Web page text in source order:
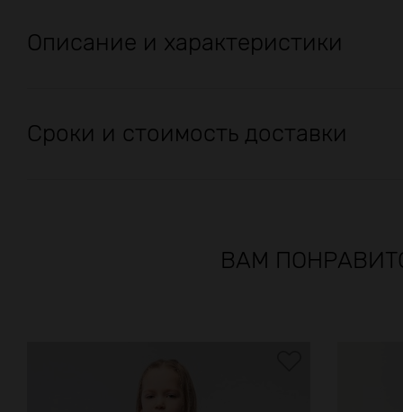
Описание и характеристики
Сроки и стоимость доставки
ВАМ